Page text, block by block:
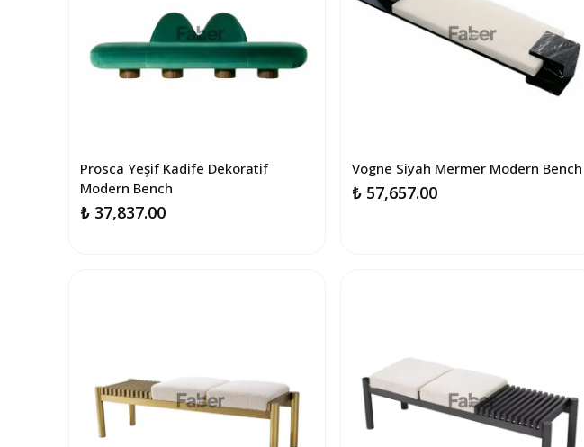
Prosca Yeşif Kadife Dekoratif
Modern Bench
₺ 37,837.00
Vogne Siyah Mermer Modern Bench
₺ 57,657.00